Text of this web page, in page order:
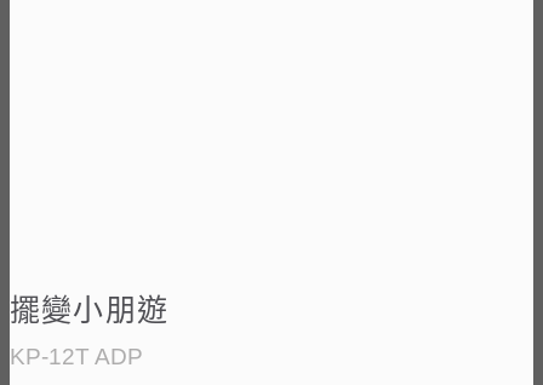
擺變小朋遊
KP-12T ADP